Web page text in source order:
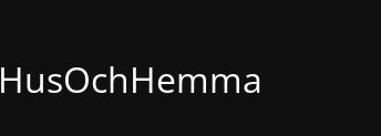
HusOchHemma